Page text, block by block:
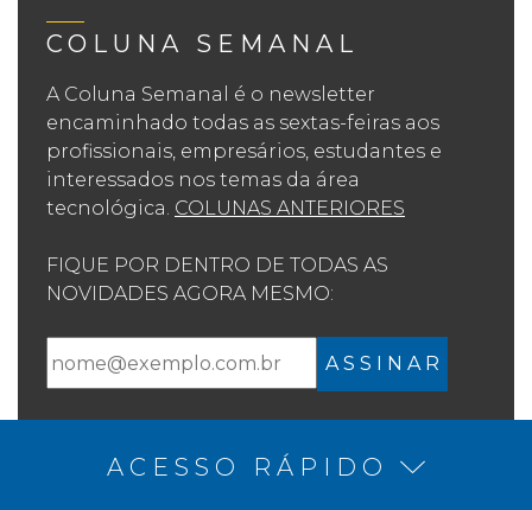
COLUNA SEMANAL
A Coluna Semanal é o newsletter
encaminhado todas as sextas-feiras aos
profissionais, empresários, estudantes e
interessados nos temas da área
tecnológica. COLUNAS ANTERIORES
FIQUE POR DENTRO DE TODAS AS
NOVIDADES AGORA MESMO:
A S S I N A R
ACESSO RÁPIDO